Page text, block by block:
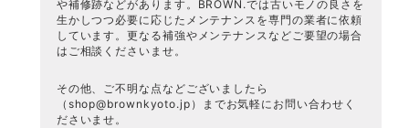
や補修跡などがあります。BROWN.では古いモノの良さを
生かしつつ必要に応じたメンテナンスを専門の業者に依頼
しています。更なる補強やメンテナンスなどご要望の場合
はご相談くださいませ。
その他、ご不明な点などございましたら
（ shop@brownkyoto.jp ）までお気軽にお問い合わせく
ださいませ。